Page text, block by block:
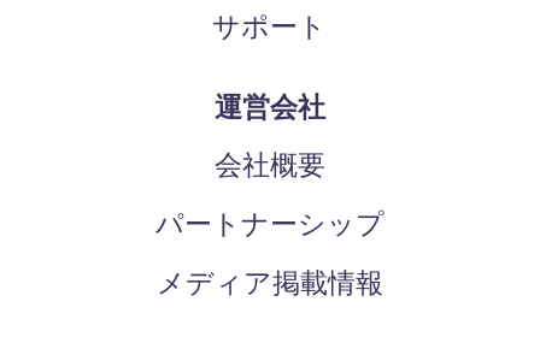
サポート
運営会社
会社概要
パートナーシップ
メディア掲載情報